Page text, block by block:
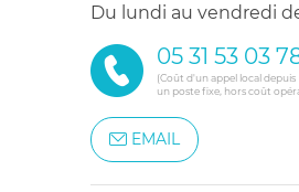
du lundi au vendredi
05 31 53 03
(Coût d'un appel local depuis
un poste fixe, hors coût
EMAIL